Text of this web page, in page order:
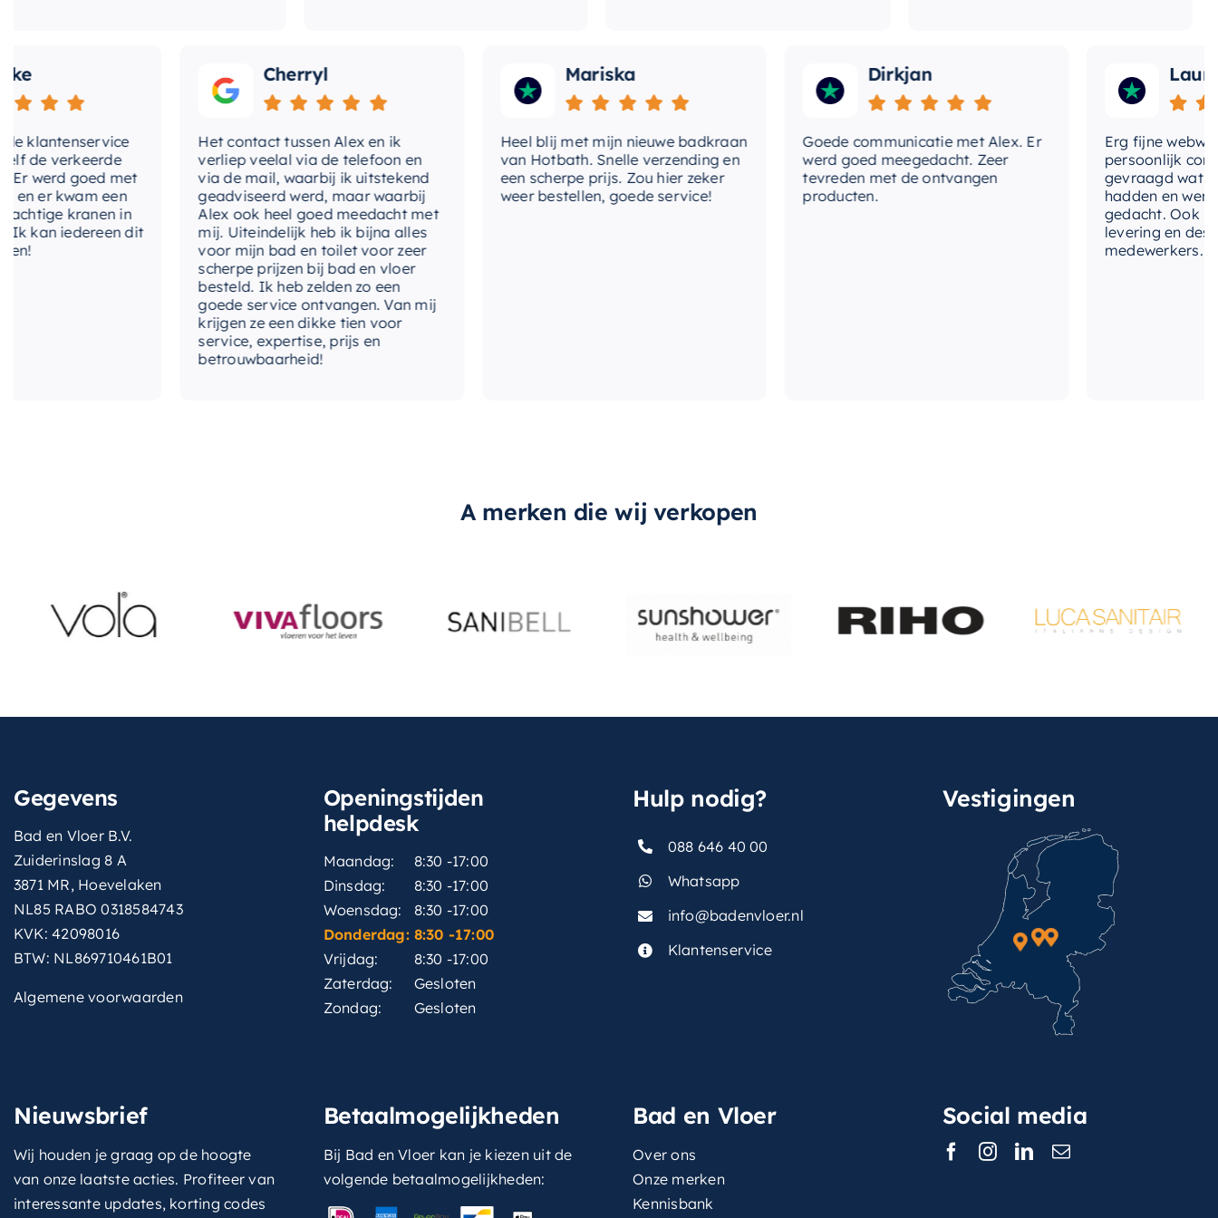
verkeerde
goed met
kwam een
kranen in
iedereen dit
Cherryl
Het contact tussen Alex en ik
verliep veelal via de telefoon en
via de mail, waarbij ik uitstekend
geadviseerd werd, maar waarbij
Alex ook heel goed meedacht met
mij. Uiteindelijk heb ik bijna alles
voor mijn bad en toilet voor zeer
scherpe prijzen bij bad en vloer
besteld. Ik heb zelden zo een
goede service ontvangen. Van mij
krijgen ze een dikke tien voor
service, expertise, prijs en
betrouwbaarheid!
Mariska
Heel blij met mijn nieuwe badkraan
van Hotbath. Snelle verzending en
een scherpe prijs. Zou hier zeker
weer bestellen, goede service!
Dirkjan
Goede communicatie met Alex. Er
werd goed meegedacht. Zeer
tevreden met de ontvangen
producten.
Laura
Erg fijne
persoonlijk contact
gevraagd wat we
hadden en werd
gedacht. Ook in de
levering en
medewerkers. Wij
A merken die wij verkopen
Gegevens
Bad en Vloer B.V.
Zuiderinslag 8 A
3871 MR, Hoevelaken
NL85 RABO 0318584743
KVK: 42098016
BTW: NL869710461B01
Algemene voorwaarden
Openingstijden
helpdesk
Maandag:
8:30 -17:00
Dinsdag:
8:30 -17:00
Woensdag:
8:30 -17:00
Donderdag: 8:30 -17:00
Vrijdag:
8:30 -17:00
Zaterdag:
Gesloten
Zondag:
Gesloten
Hulp nodig?
088 646 40 00
Whatsapp
info@badenvloer.nl
Klantenservice
Vestigingen
Nieuwsbrief
Wij houden je graag op de hoogte
van onze laatste acties. Profiteer van
interessante updates, korting codes
Betaalmogelijkheden
Bij Bad en Vloer kan je kiezen uit de
volgende betaalmogelijkheden:
Bad en Vloer
Over ons
Onze merken
Kennisbank
Social media